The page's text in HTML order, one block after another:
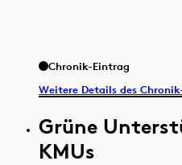
Chronik-Eintrag
Weitere Details des
Grüne
KMUs